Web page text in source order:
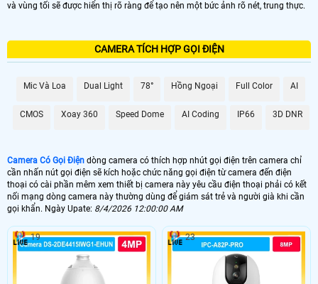
và vùng tối sẽ được hiển thị rõ ràng để tạo nên một bức ảnh rõ nét, trung thực.
CAMERA TÍCH HỢP GỌI ĐIỆN
Mic Và Loa Dual Light 78° Hồng Ngoại Full Color AI
CMOS Xoay 360 Speed Dome AI Coding IP66 3D DNR
Camera Có Gọi Điện dòng camera có thích hợp nhút gọi điện trên camera chỉ
cần nhấn nút gọi điện sẽ kích hoặc chức năng gọi điện từ camera đến điện
thoại có cài phần mêm xem thiết bị camera này yêu cầu điện thoại phải có kết
nối mạng dòng camera này thường dùng để giám sát trẻ và người già khi cần
gọi khẩn. Ngày Upate: 8/4/2026 12:00:00 AM
19 23